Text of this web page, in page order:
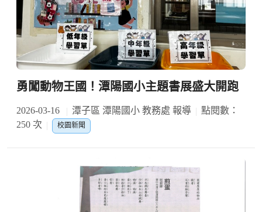
勇闖動物王國！潭陽國小主題書展盛大開跑
2026-03-16 潭子區 潭陽國小 教務處 報導
點閱數：
250 次
校園新聞